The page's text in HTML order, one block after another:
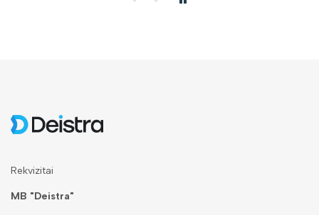
Rekvizitai
MB "Deistra"